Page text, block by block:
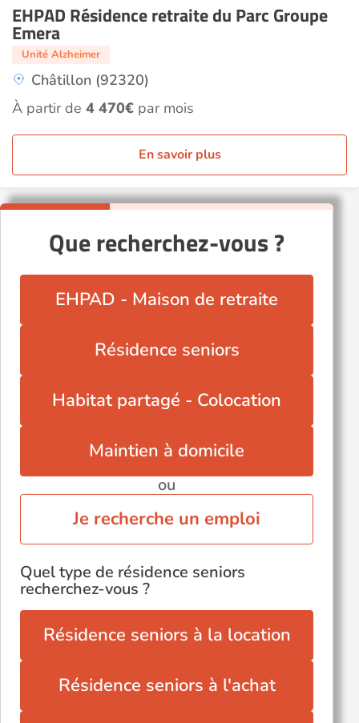
EHPAD Résidence retraite du Parc Groupe
Emera
Unité Alzheimer
Châtillon (92320)
À partir de 4 470€ par mois
En savoir plus
Que recherchez-vous ?
EHPAD - Maison de retraite
Résidence seniors
Habitat partagé - Colocation
Maintien à domicile
ou
Je recherche un emploi
Quel type de résidence seniors
recherchez-vous ?
Résidence seniors à la location
Résidence seniors à l'achat